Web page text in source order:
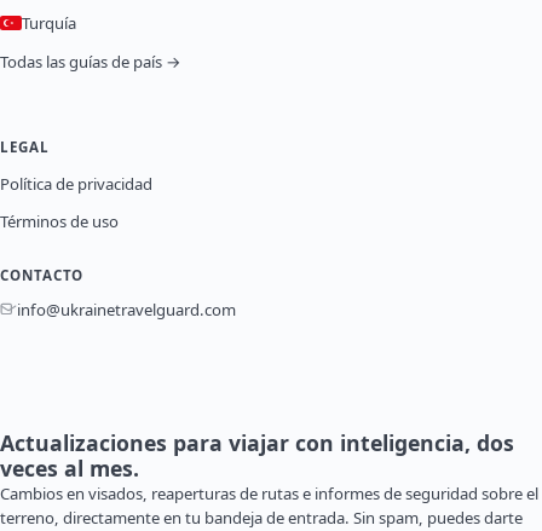
Turquía
Todas las guías de país →
LEGAL
Política de privacidad
Términos de uso
CONTACTO
info@ukrainetravelguard.com
Actualizaciones para viajar con inteligencia, dos
veces al mes.
Cambios en visados, reaperturas de rutas e informes de seguridad sobre el
terreno, directamente en tu bandeja de entrada. Sin spam, puedes darte